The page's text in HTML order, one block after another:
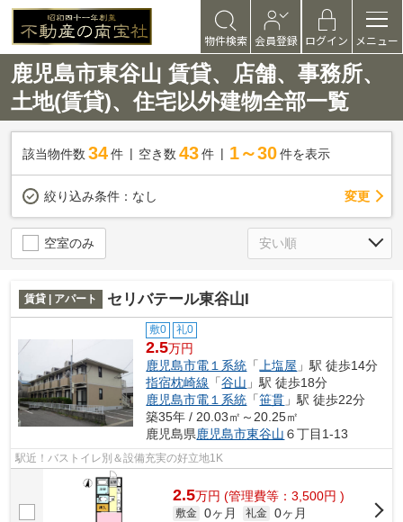
物件検索 会員登録 ログイン メニュー
鹿児島市東谷山 賃貸、店舗、事務所、
土地(賃貸)、住宅以外建物全部一覧
該当物件数 34件 空き数 43 件 1～30 件を表示
絞り込み条件： なし 変更
空室のみ
賃貸 | アパート セリバテール東谷山I
敷0 礼0
2.5万円
鹿児島市電１系統 「上塩屋 」駅 徒歩14分
指宿枕崎線 「谷山 」駅 徒歩18分
鹿児島市電１系統 「笹貫 」駅 徒歩22分
築35年 / 20.03㎡～20.25㎡
鹿児島県鹿児島市東谷山 ６丁目1-13
駅近！バストイレ別＆設備充実の好立地1K
2.5万円 (管理費等：3,500円 )
敷金 0ヶ月 礼金 0ヶ月